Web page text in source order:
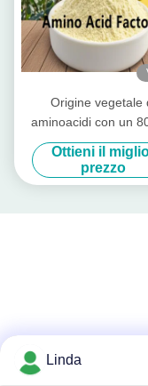
Origine vegetale
aminoacidi con un
aminoacidi liberi
Ottieni il
prezzo
Linda